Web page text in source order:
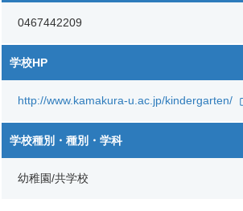
0467442209
学校HP
http://www.kamakura-u.ac.jp/kindergarten/
学校種別・種別・学科
幼稚園/共学校